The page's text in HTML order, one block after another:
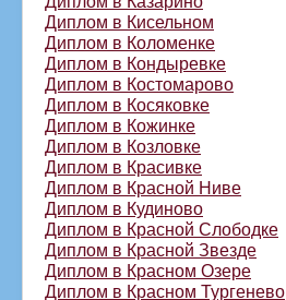
Диплом в Кисельном
Диплом в Коломенке
Диплом в Кондыревке
Диплом в Костомарово
Диплом в Косяковке
Диплом в Кожинке
Диплом в Козловке
Диплом в Красивке
Диплом в Красной Ниве
Диплом в Кудиново
Диплом в Красной Слободке
Диплом в Красной Звезде
Диплом в Красном Озере
Диплом в Красном Тургенево